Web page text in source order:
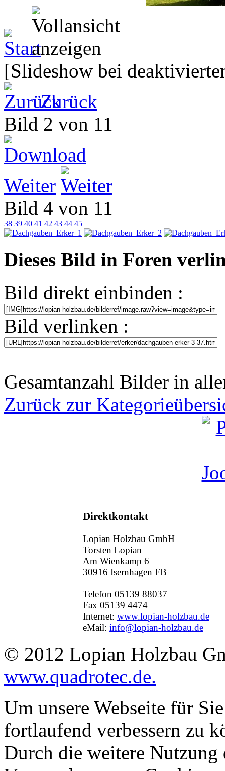
[Slideshow bei
Zurück
Bild 2 von 11
Weiter
Bild 4 von 11
38 39 40 41 42 43 44 45
Dieses Bild in Foren
Bild direkt einbinden :
Bild verlinken :
Gesamtanzahl Bilder in
Zurück zur
Direktkontakt
Lopian Holzbau GmbH
Torsten Lopian
Am Wienkamp 6
30916 Isernhagen FB
Telefon 05139 88037
Fax 05139 4474
Internet: www.lopian-holzbau.de
eMail: info@lopian-holzbau.de
© 2012 Lopian Holzbau
www.quadrotec.de.
Um unsere Webseite für
fortlaufend verbessern zu
Durch die weitere Nutzung